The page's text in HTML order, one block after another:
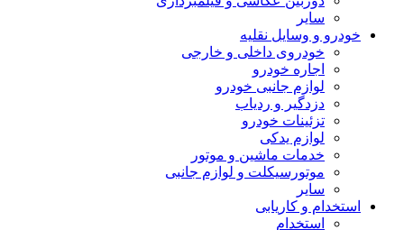
سایر
خودرو و وسایل نقلیه
خودروی داخلی و خارجی
اجاره خودرو
لوازم جانبی خودرو
دزدگیر و ردیاب
تزئینات خودرو
لوازم یدکی
خدمات ماشین و موتور
موتورسیکلت و لوازم جانبی
سایر
استخدام و کاریابی
استخدام